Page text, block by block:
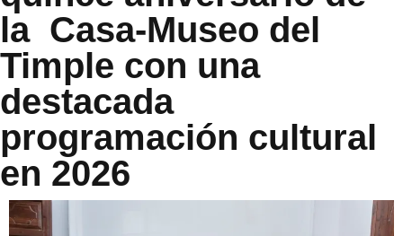
la Casa-Museo del
Timple con una
destacada
programación cultural
en 2026